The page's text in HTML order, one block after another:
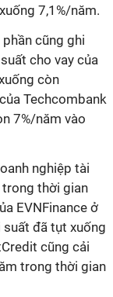
7,1%/năm.
cũng ghi
cho vay của
còn
Techcombank
7%/năm vào
nghiệp tài
thời gian
EVNFinance ở
suất đã tụt xuống
cũng cải
trong thời gian